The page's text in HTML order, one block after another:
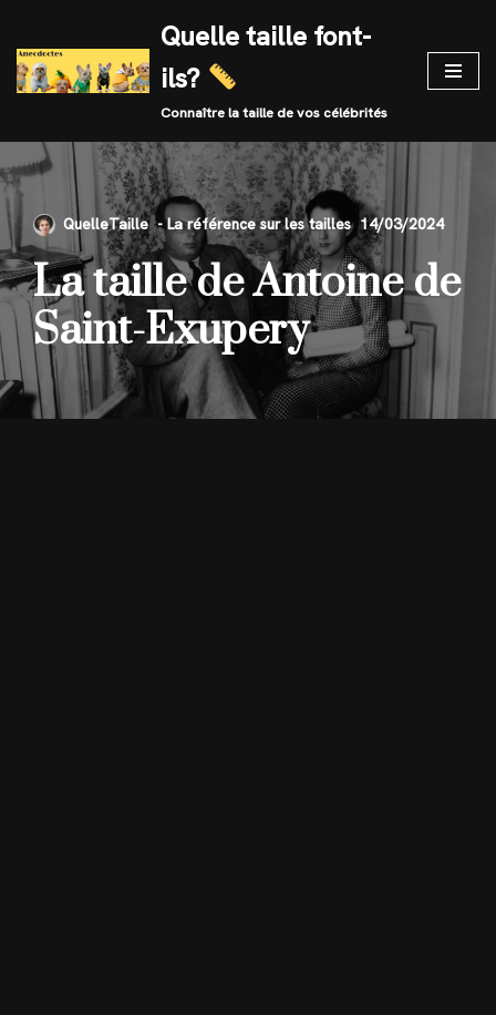
Skip
to
Quelle taille font-
ils?
Connaître la taille de vos célébrités
QuelleTaille 14/03/2024
La taille de Antoine de
Saint-Exupery